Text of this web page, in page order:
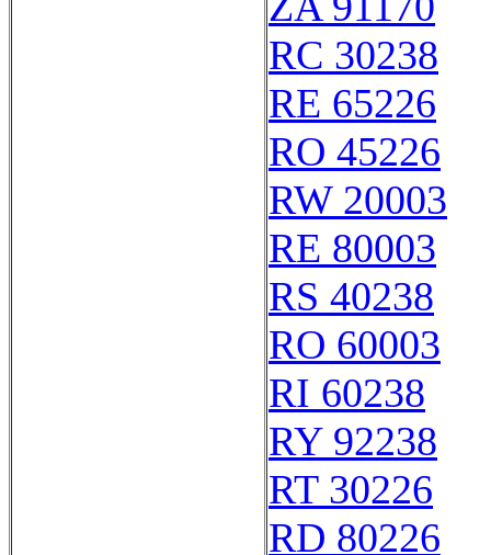
RC 30238
RE 65226
RO 45226
RW 20003
RE 80003
RS 40238
RO 60003
RI 60238
RY 92238
RT 30226
RD 80226